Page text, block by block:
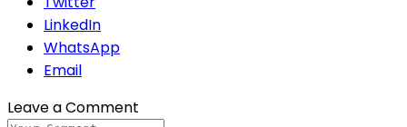
LinkedIn
WhatsApp
Email
Leave a Comment